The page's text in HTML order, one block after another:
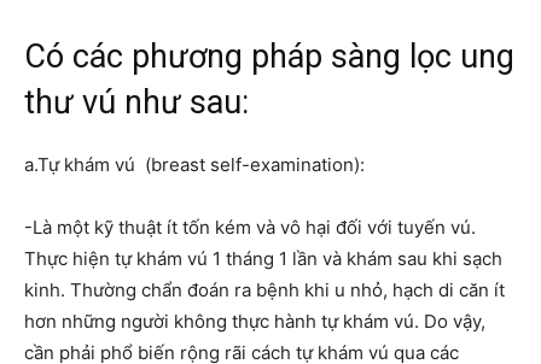
Có các phương pháp sàng lọc ung
thư vú như sau:
a.Tự khám vú (breast self-examination):
-Là một kỹ thuật ít tốn kém và vô hại đối với tuyến vú.
Thực hiện tự khám vú 1 tháng 1 lần và khám sau khi sạch
kinh. Thường chẩn đoán ra bệnh khi u nhỏ, hạch di căn ít
hơn những người không thực hành tự khám vú. Do vậy,
cần phải phổ biến rộng rãi cách tự khám vú qua các